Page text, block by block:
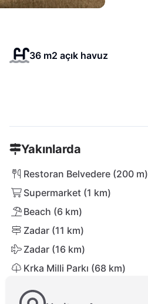
36 m2 açık havuz
Yakınlarda
Restoran Belvedere (200 m)
Supermarket (1 km)
Beach (6 km)
Zadar (11 km)
Zadar (16 km)
Krka Milli Parkı (68 km)